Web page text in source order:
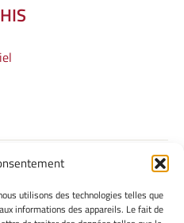
utilisons des technologies telles que
informations des appareils. Le fait de
LÉGALES